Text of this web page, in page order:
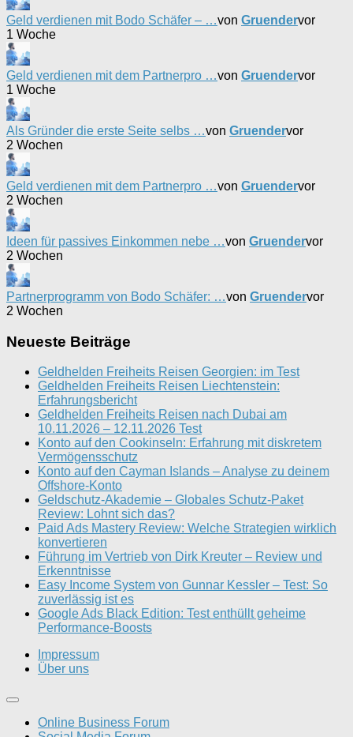
Geld verdienen mit Bodo Schäfer – …von Gruendervor
1 Woche
Geld verdienen mit dem Partnerpro …von Gruendervor
1 Woche
Als Gründer die erste Seite selbs …von Gruendervor
2 Wochen
Geld verdienen mit dem Partnerpro …von Gruendervor
2 Wochen
Ideen für passives Einkommen nebe …von Gruendervor
2 Wochen
Partnerprogramm von Bodo Schäfer: …von Gruendervor
2 Wochen
Neueste Beiträge
Geldhelden Freiheits Reisen Georgien: im Test
Geldhelden Freiheits Reisen Liechtenstein:
Erfahrungsbericht
Geldhelden Freiheits Reisen nach Dubai am
10.11.2026 – 12.11.2026 Test
Konto auf den Cookinseln: Erfahrung mit diskretem
Vermögensschutz
Konto auf den Cayman Islands – Analyse zu deinem
Offshore-Konto
Geldschutz-Akademie – Globales Schutz-Paket
Review: Lohnt sich das?
Paid Ads Mastery Review: Welche Strategien wirklich
konvertieren
Führung im Vertrieb von Dirk Kreuter – Review und
Erkenntnisse
Easy Income System von Gunnar Kessler – Test: So
zuverlässig ist es
Google Ads Black Edition: Test enthüllt geheime
Performance-Boosts
Impressum
Über uns
Online Business Forum